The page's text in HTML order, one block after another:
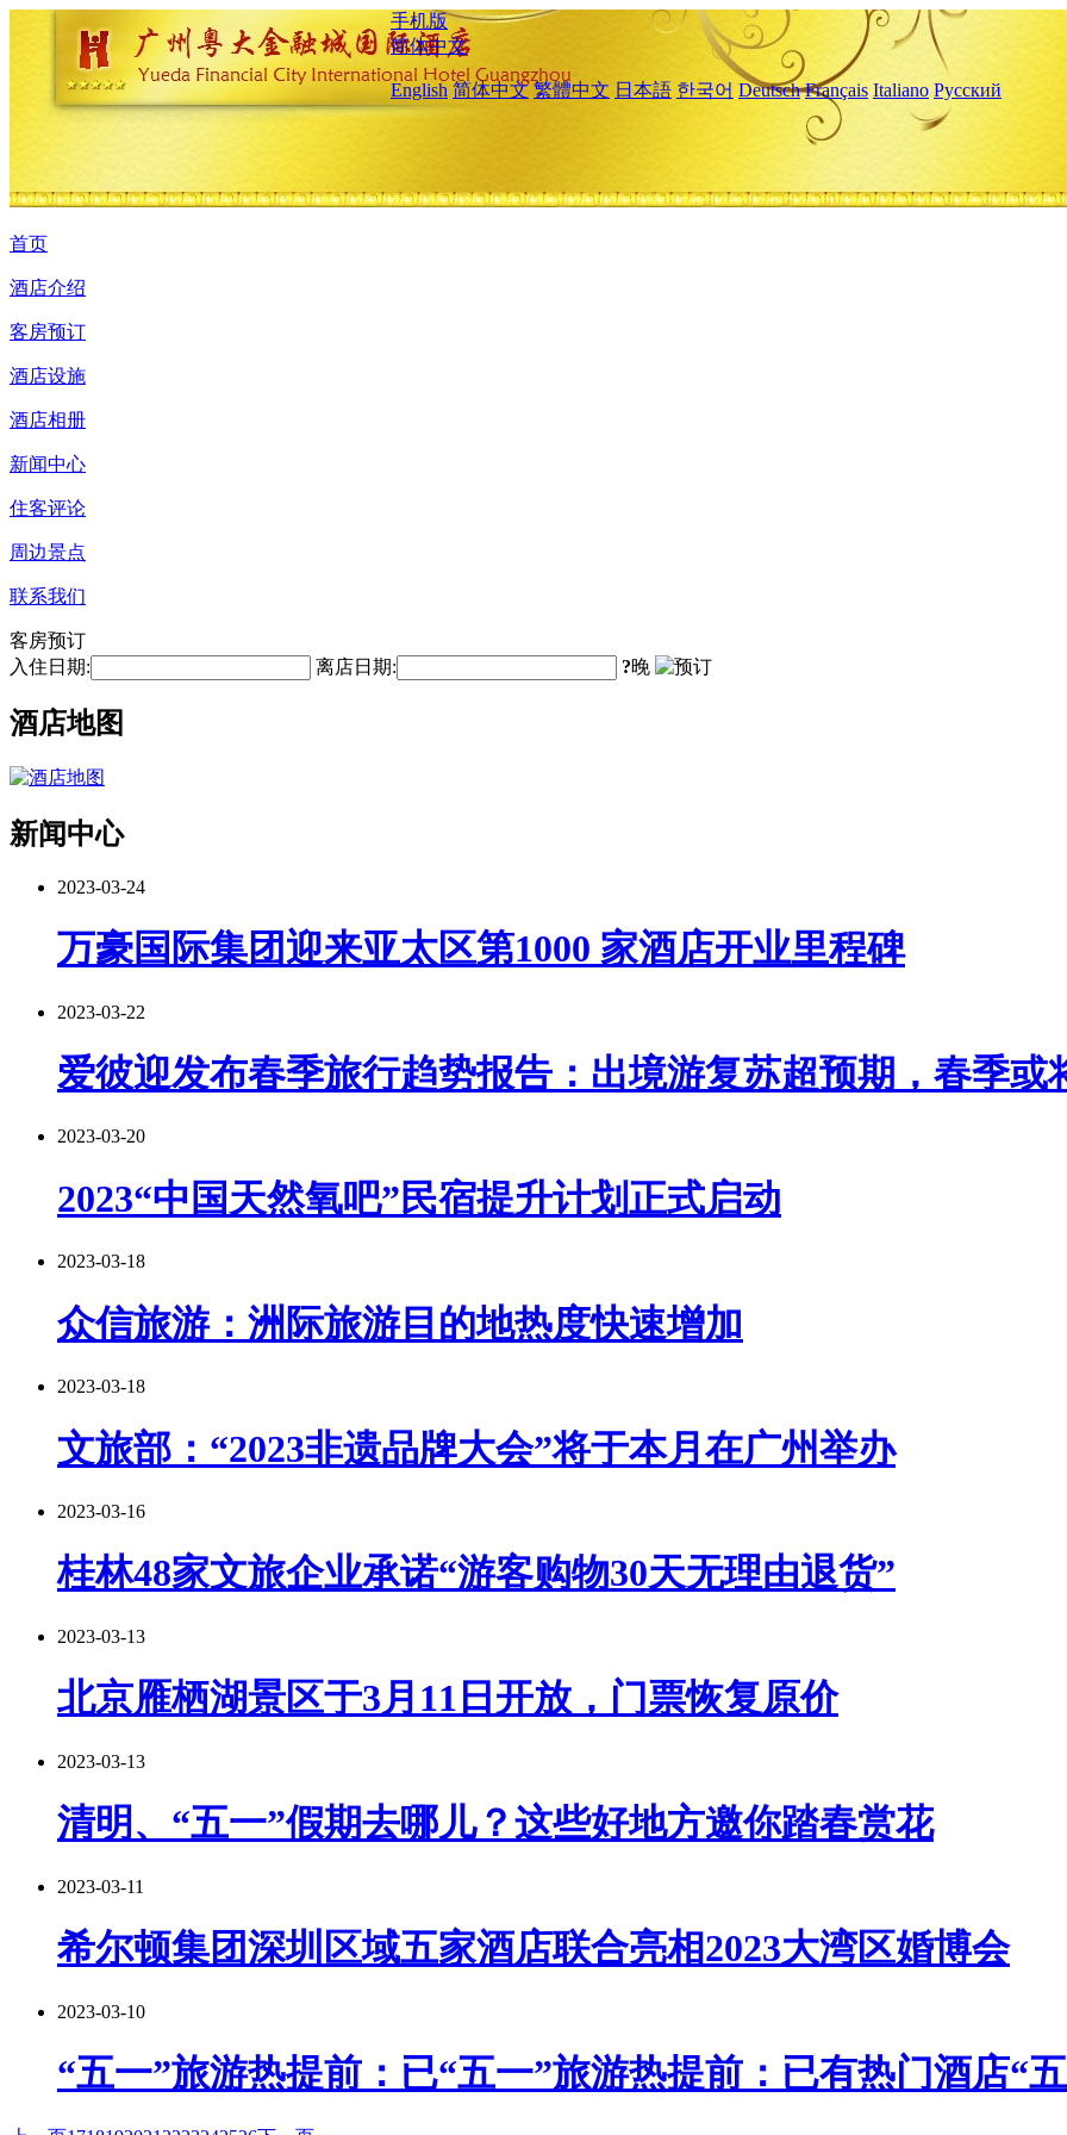
手机版
简体中文
English 简体中文 繁體中文 日本語 한국어 Deutsch Français Italiano Русский
首页
酒店介绍
客房预订
酒店设施
酒店相册
新闻中心
住客评论
周边景点
联系我们
客房预订
入住日期:
离店日期: ?晚
酒店地图
新闻中心
2023-03-24
万豪国际集团迎来亚太区第1000 家酒店开业里程碑
2023-03-22
爱彼迎发布春季旅行趋势报告：出境游复苏超预期，春季或
2023-03-20
2023“中国天然氧吧”民宿提升计划正式启动
2023-03-18
众信旅游：洲际旅游目的地热度快速增加
2023-03-18
文旅部：“2023非遗品牌大会”将于本月在广州举办
2023-03-16
桂林48家文旅企业承诺“游客购物30天无理由退货”
2023-03-13
北京雁栖湖景区于3月11日开放，门票恢复原价
2023-03-13
清明、“五一”假期去哪儿？这些好地方邀你踏春赏花
2023-03-11
希尔顿集团深圳区域五家酒店联合亮相2023大湾区婚博会
2023-03-10
“五一”旅游热提前：已“五一”旅游热提前：已有热门酒店“